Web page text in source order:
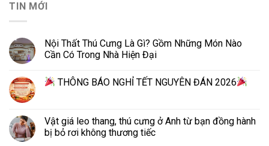
TIN MỚI
Nội Thất Thú Cưng Là Gì? Gồm Những Món Nào
Cần Có Trong Nhà Hiện Đại
THÔNG BÁO NGHỈ TẾT NGUYÊN ĐÁN 2026
Vật giá leo thang, thú cưng ở Anh từ bạn đồng hành
bị bỏ rơi không thương tiếc